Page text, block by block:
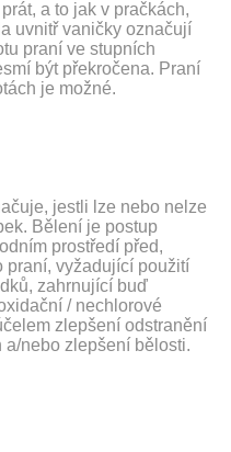
a to jak v pračkách,
uvnitř vaničky označují
praní ve stupních
být překročena. Praní
je možné.
jestli lze nebo nelze
Bělení je postup
prostředí před,
praní, vyžadující použití
zahrnující buď
/ nechlorové
zlepšení odstranění
a/nebo zlepšení bělosti.